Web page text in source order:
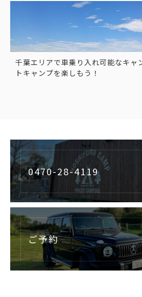
千葉エリアで車乗り入れ可能なキャ
トキャンプを楽しもう！
0470-28-4119
ご予約